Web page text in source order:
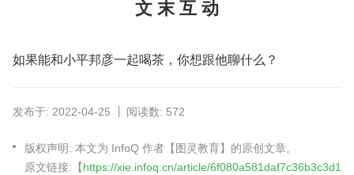
文 末 互 动
如果能和小平邦彦一起喝茶，你想跟他聊什么？
发布于: 2022-04-25 阅读数: 572
版权声明: 本文为 InfoQ 作者【图灵教育】的原创文章。
原文链接:【https://xie.infoq.cn/article/6f080a581daf7c36b3c3d1